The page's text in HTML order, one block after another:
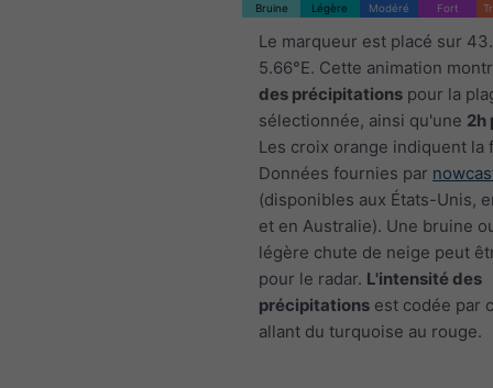
Bruine Légère Modéré Fort
Le marqueur est placé sur
5.66°E. Cette animation
des précipitations pour la
sélectionnée, ainsi qu'une 2h
Les croix orange indiquent la
Données fournies par
(disponibles aux États-Unis,
et en Australie). Une bruine
légère chute de neige peut
pour le radar. L'intensité des
précipitations est codée par
allant du turquoise au rouge.